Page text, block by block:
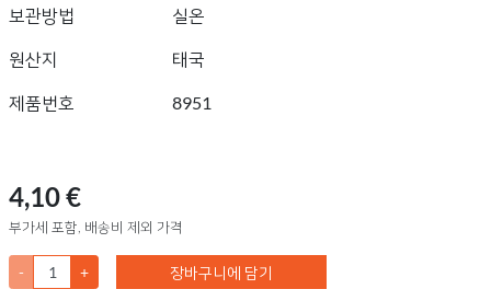
보관방법
실온
원산지 태국
제품번호 8951
4,10 €
부가세 포함, 배송비 제외 가격
- + 장바구니에 담기